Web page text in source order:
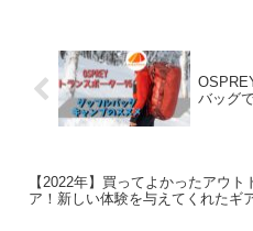
バッグ
【2022年】買ってよかったアウト
ア！新しい体験を与えてくれたギ